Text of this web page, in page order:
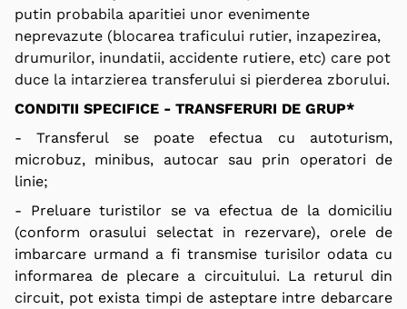
putin probabila aparitiei unor evenimente
neprevazute (blocarea traficului rutier, inzapezirea,
drumurilor, inundatii, accidente rutiere, etc) care pot
duce la intarzierea transferului si pierderea zborului.
CONDITII SPECIFICE - TRANSFERURI DE GRUP*
- Transferul se poate efectua cu autoturism,
microbuz, minibus, autocar sau prin operatori de
linie;
- Preluare turistilor se va efectua de la domiciliu
(conform orasului selectat in rezervare), orele de
imbarcare urmand a fi transmise turisilor odata cu
informarea de plecare a circuitului. La returul din
circuit, pot exista timpi de asteptare intre debarcare